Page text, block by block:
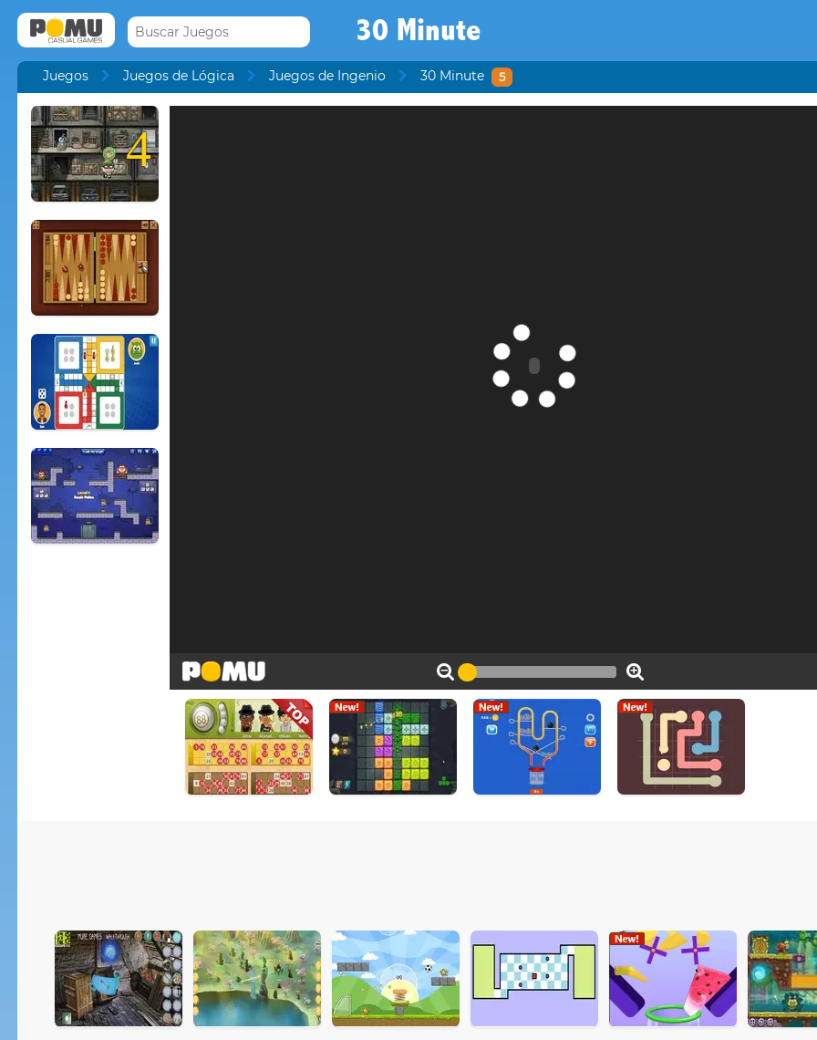
30 Minute
Juegos Juegos de Lógica Juegos de Ingenio 30 Minute 5
4